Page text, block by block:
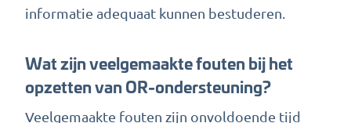
informatie adequaat kunnen bestuderen.
Wat zijn veelgemaakte fouten bij het
opzetten van OR-ondersteuning?
Veelgemaakte fouten zijn onvoldoende tijd